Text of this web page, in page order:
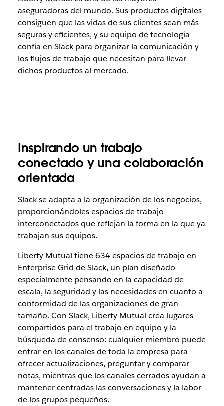
aseguradoras del mundo. Sus productos digitales
consiguen que las vidas de sus clientes sean más
seguras y eficientes, y su equipo de tecnología
confía en Slack para organizar la comunicación y
los flujos de trabajo que necesitan para llevar
dichos productos al mercado.
Inspirando un trabajo
conectado y una colaboración
orientada
Slack se adapta a la organización de los negocios,
proporcionándoles espacios de trabajo
interconectados que reflejan la forma en la que ya
trabajan sus equipos.
Liberty Mutual tiene 634 espacios de trabajo en
Enterprise Grid de Slack, un plan diseñado
especialmente pensando en la capacidad de
escala, la seguridad y las necesidades en cuanto a
conformidad de las organizaciones de gran
tamaño. Con Slack, Liberty Mutual crea lugares
compartidos para el trabajo en equipo y la
búsqueda de consenso: cualquier miembro puede
entrar en los canales de toda la empresa para
ofrecer actualizaciones, preguntar y comparar
notas, mientras que los canales cerrados ayudan a
mantener centradas las conversaciones y la labor
de los grupos pequeños.